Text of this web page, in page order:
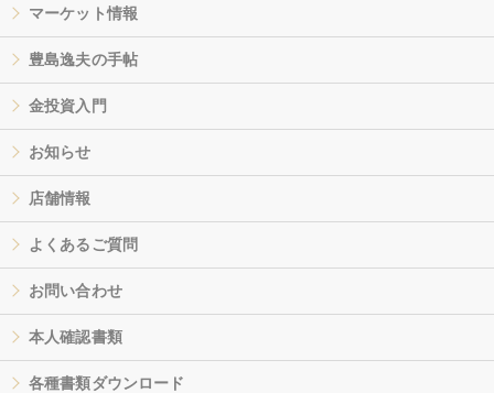
マーケット情報
豊島逸夫の手帖
金投資入門
お知らせ
店舗情報
よくあるご質問
お問い合わせ
本人確認書類
各種書類ダウンロード